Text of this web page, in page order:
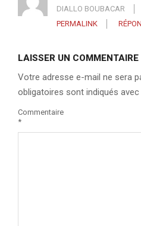
DIALLO BOUBACAR
PERMALINK
LAISSER UN COMMENTAIRE
Votre adresse e-mail ne sera
obligatoires sont indiqués avec
Commentaire
*